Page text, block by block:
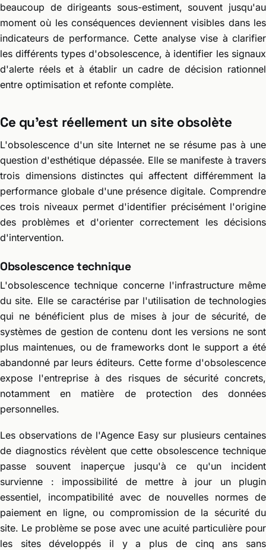
beaucoup de dirigeants sous-estiment, souvent jusqu'au
moment où les conséquences deviennent visibles dans les
indicateurs de performance. Cette analyse vise à clarifier
les différents types d'obsolescence, à identifier les signaux
d'alerte réels et à établir un cadre de décision rationnel
entre optimisation et refonte complète.
Ce qu'est réellement un site obsolète
L'obsolescence d'un site Internet ne se résume pas à une
question d'esthétique dépassée. Elle se manifeste à travers
trois dimensions distinctes qui affectent différemment la
performance globale d'une présence digitale. Comprendre
ces trois niveaux permet d'identifier précisément l'origine
des problèmes et d'orienter correctement les décisions
d'intervention.
Obsolescence technique
L'obsolescence technique concerne l'infrastructure même
du site. Elle se caractérise par l'utilisation de technologies
qui ne bénéficient plus de mises à jour de sécurité, de
systèmes de gestion de contenu dont les versions ne sont
plus maintenues, ou de frameworks dont le support a été
abandonné par leurs éditeurs. Cette forme d'obsolescence
expose l'entreprise à des risques de sécurité concrets,
notamment en matière de protection des données
personnelles.
Les observations de l'Agence Easy sur plusieurs centaines
de diagnostics révèlent que cette obsolescence technique
passe souvent inaperçue jusqu'à ce qu'un incident
survienne : impossibilité de mettre à jour un plugin
essentiel, incompatibilité avec de nouvelles normes de
paiement en ligne, ou compromission de la sécurité du
site. Le problème se pose avec une acuité particulière pour
les sites développés il y a plus de cinq ans sans